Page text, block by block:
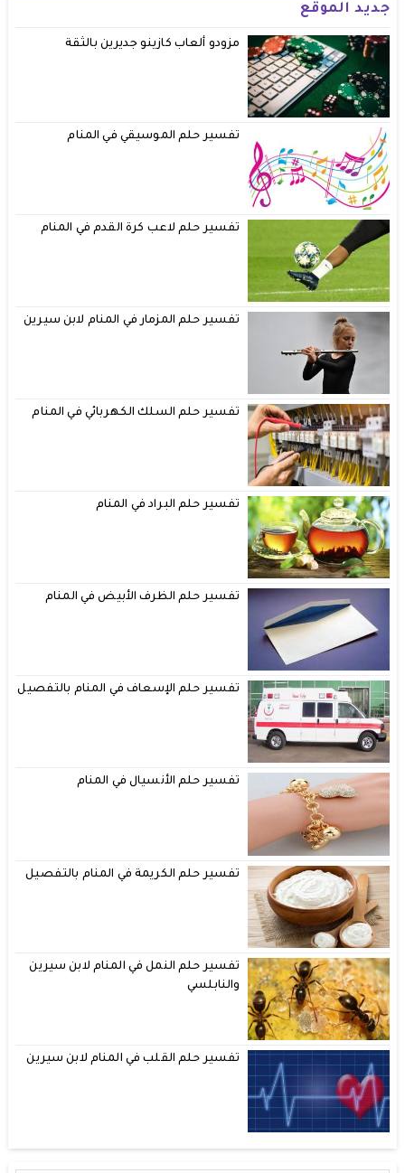
جديد الموقع
مزودو ألعاب كازينو جديرين بالثقة
تفسير حلم الموسيقي في المنام
تفسير حلم لاعب كرة القدم في المنام
تفسير حلم المزمار في المنام لابن سيرين
تفسير حلم السلك الكهربائي في المنام
تفسير حلم البراد في المنام
تفسير حلم الظرف الأبيض في المنام
تفسير حلم الإسعاف في المنام بالتفصيل
تفسير حلم الأنسيال في المنام
تفسير حلم الكريمة في المنام بالتفصيل
تفسير حلم النمل في المنام لابن سيرين
والنابلسي
تفسير حلم القلب في المنام لابن سيرين